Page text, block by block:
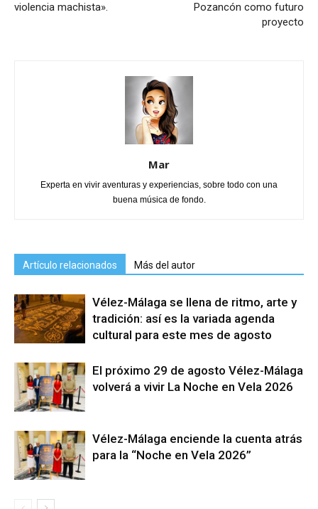
violencia machista».
Pozancón como futuro
proyecto
Mar
Experta en vivir aventuras y experiencias, sobre todo con una
buena música de fondo.
Artículo relacionados Más del autor
Vélez-Málaga se llena de ritmo, arte y
tradición: así es la variada agenda
cultural para este mes de agosto
El próximo 29 de agosto Vélez-Málaga
volverá a vivir La Noche en Vela 2026
Vélez-Málaga enciende la cuenta atrás
para la “Noche en Vela 2026”